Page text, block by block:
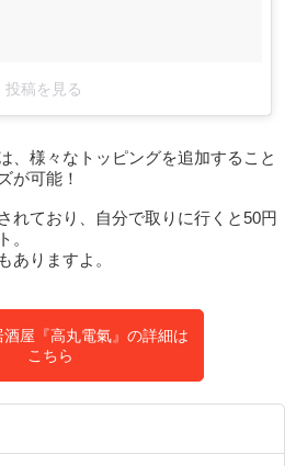
投稿を見る
、様々なトッピングを追加すること
が可能！
れており、自分で取りに行くと50円
。
ありますよ。
屋『高丸電氣』の詳細は
こちら